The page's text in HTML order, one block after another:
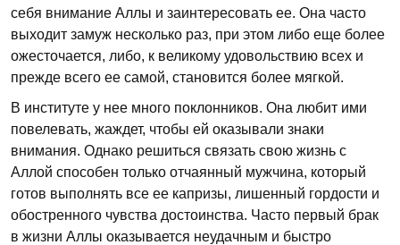
себя внимание Аллы и заинтересовать ее. Она часто
выходит замуж несколько раз, при этом либо еще более
ожесточается, либо, к великому удовольствию всех и
прежде всего ее самой, становится более мягкой.
В институте у нее много поклонников. Она любит ими
повелевать, жаждет, чтобы ей оказывали знаки
внимания. Однако решиться связать свою жизнь с
Аллой способен только отчаянный мужчина, который
готов выполнять все ее капризы, лишенный гордости и
обостренного чувства достоинства. Часто первый брак
в жизни Аллы оказывается неудачным и быстро